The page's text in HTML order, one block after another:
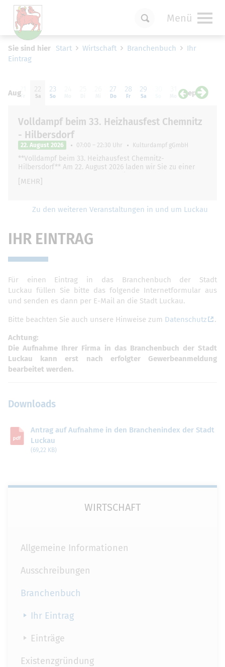
Menü
Sie sind hier Start Wirtschaft Branchenbuch
Ihr
Eintrag
20
Do
21
Fr
22
Sa
23
So
27
Do
28
Fr
29
Sa Sep 01
Di
Aug
Volldampf beim 33. Heizhausfest Chemnitz
- Hilbersdorf
22. August 2026 07:00 – 22:30 Uhr Kulturdampf gGmbH
**Volldampf beim 33. Heizhausfest Chemnitz-
Hilbersdorf** Am 22. August 2026 laden wir Sie zu einer
[MEHR]
Zu den weiteren Veranstaltungen in und um Luckau
IHR EINTRAG
Für einen Eintrag in das Branchenbuch der Stadt
Luckau füllen Sie bitte das folgende Internetformular aus
und senden es dann per E-Mail an die Stadt Luckau.
Bitte beachten Sie auch unsere Hinweise zum Datenschutz
.
Achtung:
Die Aufnahme Ihrer Firma in das Branchenbuch der Stadt
Luckau kann erst nach erfolgter Gewerbeanmeldung
bearbeitet werden.
Downloads
Antrag auf Aufnahme in den Branchenindex der Stadt
Luckau
(69,22 KB)
WIRTSCHAFT
Allgemeine Informationen
Ausschreibungen
Branchenbuch
Ihr Eintrag
Einträge
Existenzgründung
vornehmen zu können wird die Berechtigung
Cookie-Einstellungen